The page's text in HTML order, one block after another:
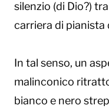
silenzio (di Dio?)
carriera di pianista
In tal senso, un
malinconico
bianco e nero